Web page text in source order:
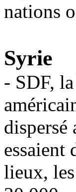
nations
Syrie
- SDF,
dispersé
essaient
lieux,